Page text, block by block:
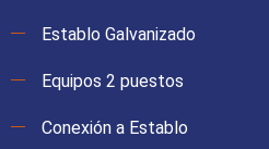
Establo Galvanizado
Equipos 2 puestos
Conexión a Establo